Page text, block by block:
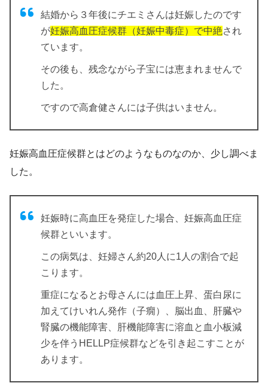
結婚から３年後にチエミさんは妊娠したのです
が妊娠高血圧症候群（妊娠中毒症）で中絶 され
ています。
その後も、残念ながら子宝には恵まれませんで
した。
ですので高倉健さんには子供はいません。
妊娠高血圧症候群とはどのようなものなのか、少し調べま
した。
妊娠時に高血圧を発症した場合、妊娠高血圧症
候群といいます。
この病気は、妊婦さん約20人に1人の割合で起
こります。
重症になるとお母さんには血圧上昇、蛋白尿に
加えてけいれん発作（子癇）、脳出血、肝臓や
腎臓の機能障害、肝機能障害に溶血と血小板減
少を伴うHELLP症候群などを引き起こすことが
あります。